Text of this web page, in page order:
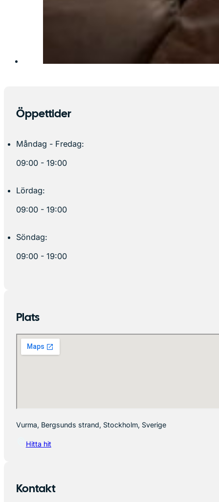
Öppettider
Måndag - Fredag:
09:00 - 19:00
Lördag:
09:00 - 19:00
Söndag:
09:00 - 19:00
Plats
Vurma, Bergsunds strand, Stockholm, Sverige
Hitta hit
Kontakt